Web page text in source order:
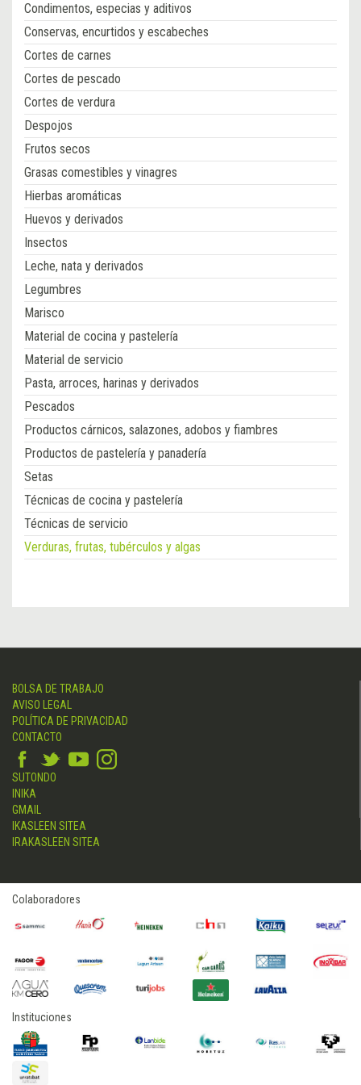
Condimentos, especias y aditivos
Conservas, encurtidos y escabeches
Cortes de carnes
Cortes de pescado
Cortes de verdura
Despojos
Frutos secos
Grasas comestibles y vinagres
Hierbas aromáticas
Huevos y derivados
Insectos
Leche, nata y derivados
Legumbres
Marisco
Material de cocina y pastelería
Material de servicio
Pasta, arroces, harinas y derivados
Pescados
Productos cárnicos, salazones, adobos y fiambres
Productos de pastelería y panadería
Setas
Técnicas de cocina y pastelería
Técnicas de servicio
Verduras, frutas, tubérculos y algas
BOLSA DE TRABAJO
AVISO LEGAL
POLÍTICA DE PRIVACIDAD
CONTACTO
SUTONDO
INIKA
GMAIL
IKASLEEN SITEA
IRAKASLEEN SITEA
Colaboradores
Instituciones